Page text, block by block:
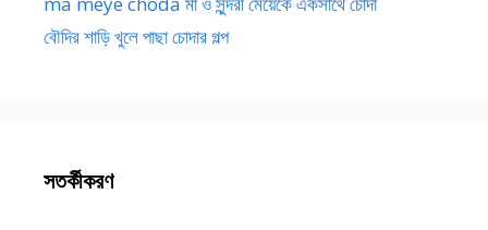
বৌদির শাড়ি খুলে পাছা চোদার গল্প
সতর্কীকরণ